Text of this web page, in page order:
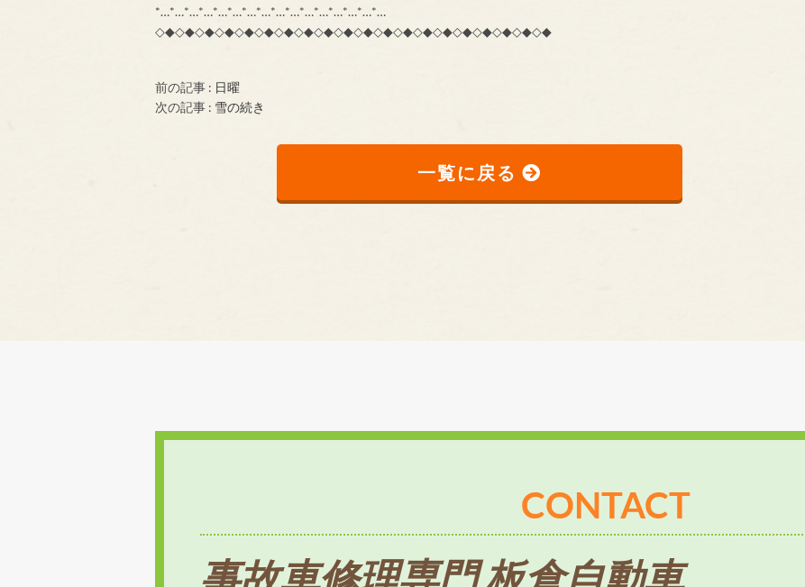
*…*…*…*…*…*…*…*…*…*…*…*…*…*…*…*…
◇◆◇◆◇◆◇◆◇◆◇◆◇◆◇◆◇◆◇◆◇◆◇◆◇◆◇◆◇◆◇◆◇◆◇◆◇◆◇◆
前の記事 : 日曜
次の記事 : 雪の続き
一覧に戻る
CONTACT
事故車修理専門 板倉自動車